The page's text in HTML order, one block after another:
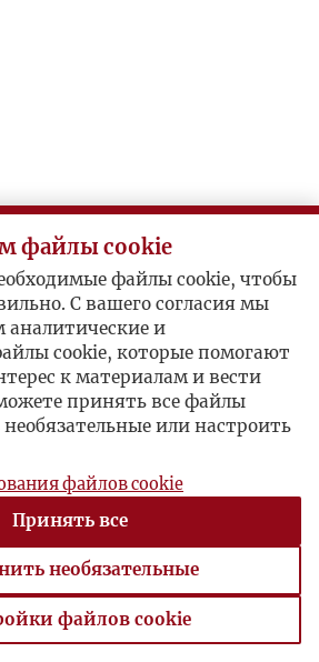
файлы cookie
файлы cookie, чтобы
С вашего согласия мы
аналитические и
cookie, которые помогают
к материалам и вести
принять все файлы
или настроить
файлов cookie
Принять все
необязательные
файлов cookie